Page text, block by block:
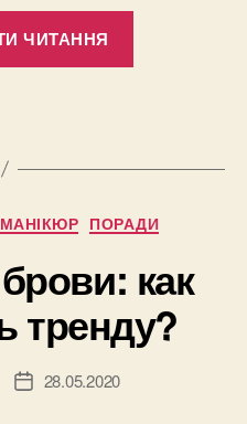
ЧИТАННЯ
и
для
ярких
образов”
Категорії ПОРАДИ
как
тренду?
Дата28.05.2020